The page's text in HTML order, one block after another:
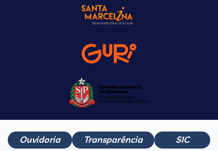
Ouvidoria Transparência SIC